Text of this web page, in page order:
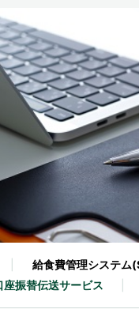
給食費管理システム
座振替伝送サービス
リ
ご質問